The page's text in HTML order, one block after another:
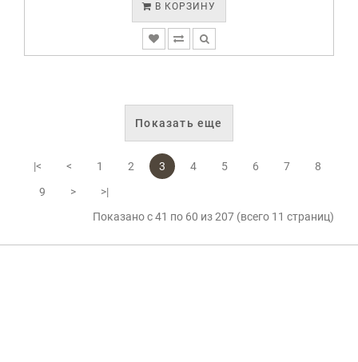
В КОРЗИНУ
Показать еще
|< < 1 2 3 4 5 6 7
8
9
>
>|
Показано с 41 по 60 из 207 (всего 11 страниц)